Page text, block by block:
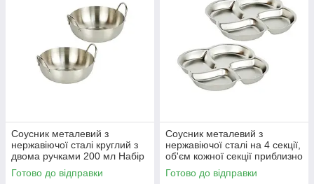
Соусник металевий з
нержавіючої сталі круглий з
двома ручками 200 мл Набір
2 штуки
Готово до відправки
Соусник металевий з
нержавіючої сталі на 4 секції,
об'єм кожної секції приблизно
50 мл Набір 2 штуки
Готово до відправки